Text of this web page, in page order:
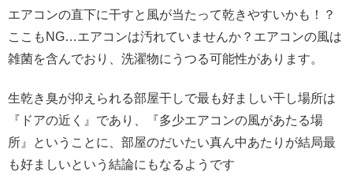
エアコンの直下に干すと風が当たって乾きやすいかも！？
ここもNG…エアコンは汚れていませんか？エアコンの風は
雑菌を含んでおり、洗濯物にうつる可能性があります。
生乾き臭が抑えられる部屋干しで最も好ましい干し場所は
『ドアの近く』であり、『多少エアコンの風があたる場
所』ということに、部屋のだいたい真ん中あたりが結局最
も好ましいという結論にもなるようです